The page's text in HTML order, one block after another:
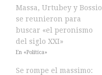
Massa, Urtubey y Bossio
se reunieron para
buscar «el peronismo
del siglo XXI»
En «Política»
Se rompe el massimo: